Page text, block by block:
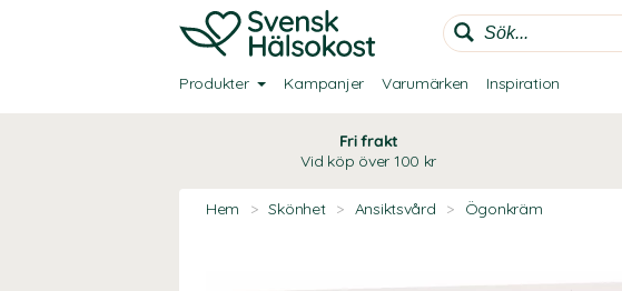
Produkter Kampanjer Varumärken Inspiration
Fri frakt
Vid köp över 100 kr
Hem > Skönhet > Ansiktsvård > Ögonkräm